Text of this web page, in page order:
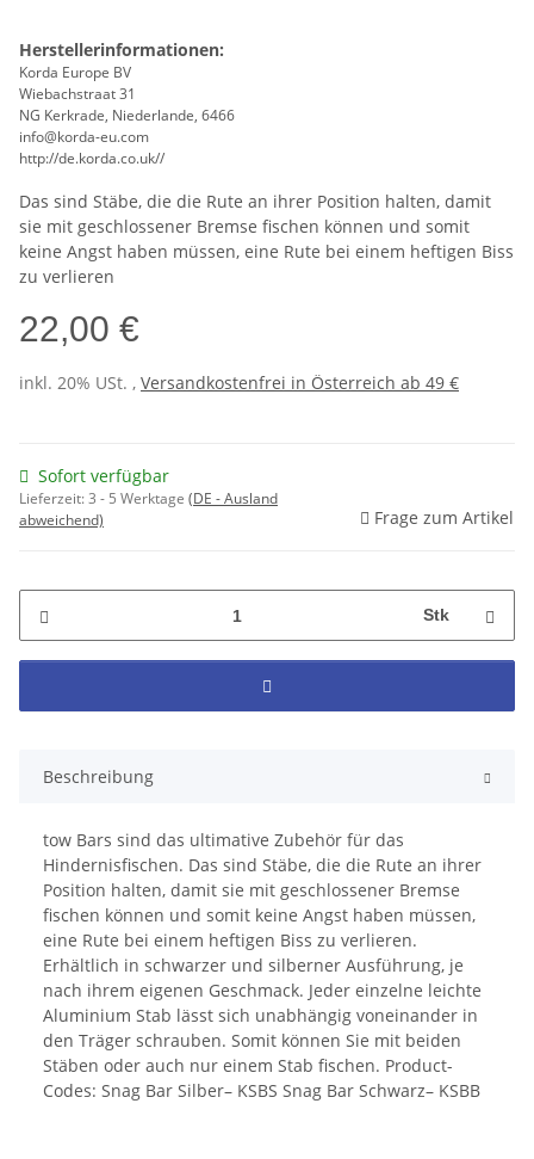
Herstellerinformationen:
Korda Europe BV
Wiebachstraat 31
NG Kerkrade, Niederlande, 6466
info@korda-eu.com
http://de.korda.co.uk//
Das sind Stäbe, die die Rute an ihrer Position halten, damit
sie mit geschlossener Bremse fischen können und somit
keine Angst haben müssen, eine Rute bei einem heftigen Biss
zu verlieren
22,00 €
inkl. 20% USt. , Versandkostenfrei in Österreich ab 49 €
Sofort verfügbar
Lieferzeit:3 - 5 Werktage (DE - Ausland
abweichend)
Frage zum Artikel
Stk
Beschreibung
tow Bars sind das ultimative Zubehör für das
Hindernisfischen. Das sind Stäbe, die die Rute an ihrer
Position halten, damit sie mit geschlossener Bremse
fischen können und somit keine Angst haben müssen,
eine Rute bei einem heftigen Biss zu verlieren.
Erhältlich in schwarzer und silberner Ausführung, je
nach ihrem eigenen Geschmack. Jeder einzelne leichte
Aluminium Stab lässt sich unabhängig voneinander in
den Träger schrauben. Somit können Sie mit beiden
Stäben oder auch nur einem Stab fischen. Product-
Codes: Snag Bar Silber– KSBS Snag Bar Schwarz– KSBB